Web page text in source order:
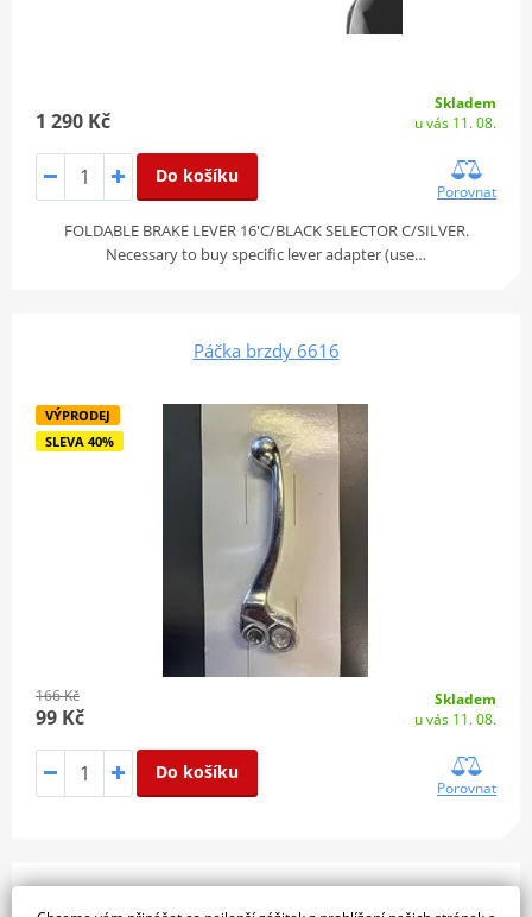
1 290 Kč
Skladem
u vás 11. 08.
Do košíku
Porovnat
FOLDABLE BRAKE LEVER 16'C/BLACK SELECTOR C/SILVER.
Necessary to buy specific lever adapter (use…
Páčka brzdy 6616
VÝPRODEJ
SLEVA 40%
166 Kč
99 Kč
Skladem
u vás 11. 08.
Do košíku
Porovnat